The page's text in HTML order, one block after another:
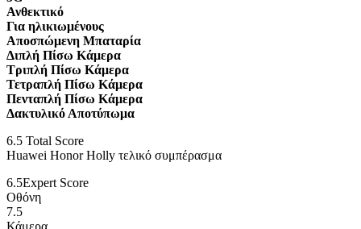
Ανθεκτικό
Για ηλικιωμένους
Αποσπώμενη Μπαταρία
Διπλή Πίσω Κάμερα
Τριπλή Πίσω Κάμερα
Τετραπλή Πίσω Κάμερα
Πενταπλή Πίσω Κάμερα
Δακτυλικό Αποτύπωμα
6.5 Total Score
Huawei Honor Holly τελικό συμπέρασμα
6.5Expert Score
Οθόνη
7.5
Κάμερα